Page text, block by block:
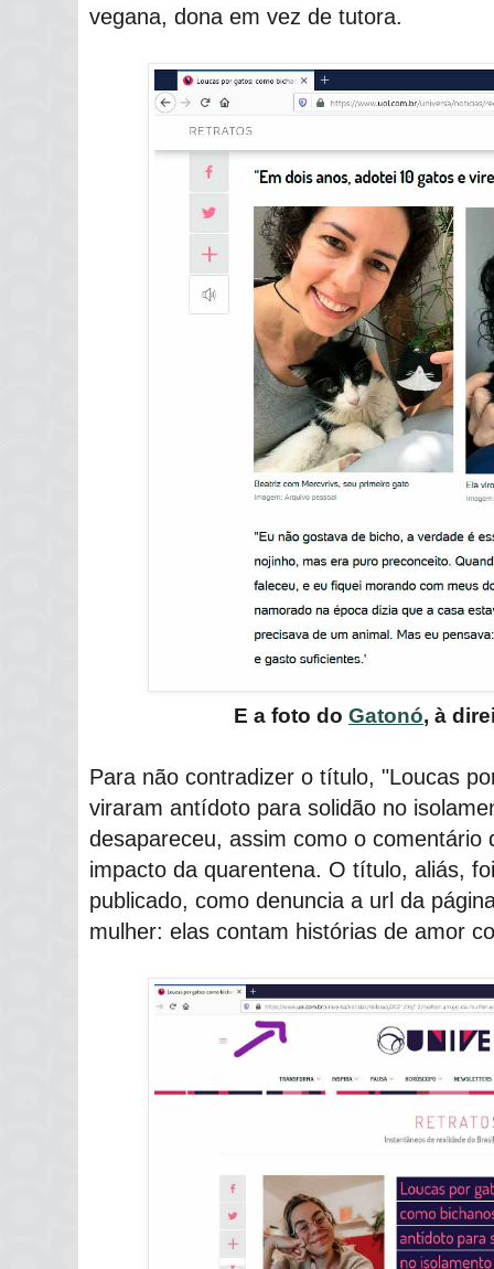
vegana, dona em vez de tutora.
E a foto do Gatonó, à
Para não contradizer o título, "Loucas
viraram antídoto para solidão no
desapareceu, assim como o comentário
impacto da quarentena. O título, aliás,
publicado, como denuncia a url da
mulher: elas contam histórias de amor